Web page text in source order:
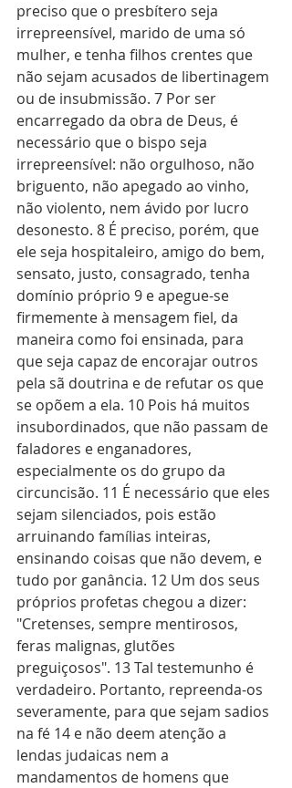
preciso que o presbítero seja
irrepreensível, marido de uma só
mulher, e tenha filhos crentes que
não sejam acusados de libertinagem
ou de insubmissão. 7 Por ser
encarregado da obra de Deus, é
necessário que o bispo seja
irrepreensível: não orgulhoso, não
briguento, não apegado ao vinho,
não violento, nem ávido por lucro
desonesto. 8 É preciso, porém, que
ele seja hospitaleiro, amigo do bem,
sensato, justo, consagrado, tenha
domínio próprio 9 e apegue-se
firmemente à mensagem fiel, da
maneira como foi ensinada, para
que seja capaz de encorajar outros
pela sã doutrina e de refutar os que
se opõem a ela. 10 Pois há muitos
insubordinados, que não passam de
faladores e enganadores,
especialmente os do grupo da
circuncisão. 11 É necessário que eles
sejam silenciados, pois estão
arruinando famílias inteiras,
ensinando coisas que não devem, e
tudo por ganância. 12 Um dos seus
próprios profetas chegou a dizer:
"Cretenses, sempre mentirosos,
feras malignas, glutões
preguiçosos". 13 Tal testemunho é
verdadeiro. Portanto, repreenda-os
severamente, para que sejam sadios
na fé 14 e não deem atenção a
lendas judaicas nem a
mandamentos de homens que